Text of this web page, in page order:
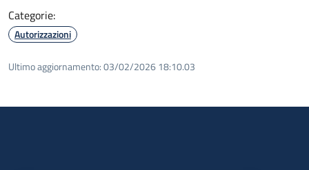
Categorie:
Autorizzazioni
Ultimo aggiornamento:03/02/2026 18:10.03